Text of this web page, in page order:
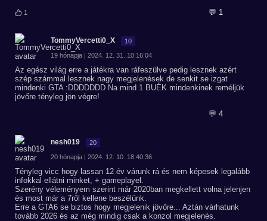
1 💬 1
TommyVercetti0_X 10
19 hónapja | 2024. 12. 31. 10:16:04
Az egész világ erre a játékra van ráfeszülve pedig lesznek azért
szép számmal lesznek nagy megjelenések de senkit se izgat
mindenki GTA :DDDDDDD Na mind 1 BUÉK mindenkinek reméljük
jövőre tényleg jön végre!
💬 4
nesh019 20
20 hónapja | 2024. 12. 10. 18:40:36
Tényleg vicc hogy lassan 12 év várunk rá és nem képesek legalább
infokkal ellátni minket, + gameplayel.
Szerény véleményem szerint már 2020ban megkellett volna jelenjen
és most már a 7ről kellene beszélünk.
Erre a GTA6 se biztos hogy megjelenik jövőre... Aztán várhatunk
tovább 2026 és az még mindig csak a konzol megjelenés.